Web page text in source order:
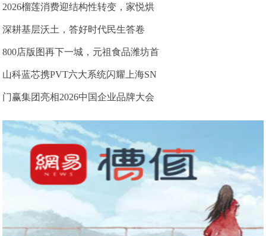
2026榴莲消费迎结构性转变，家悦烘
深耕基层沃土，答好时代民生答卷
800店版图再下一城，元祖食品潍坊首
山科蓝芯携PVT六大系统闪耀上海SN
门赢集团亮相2026中国企业品牌大会